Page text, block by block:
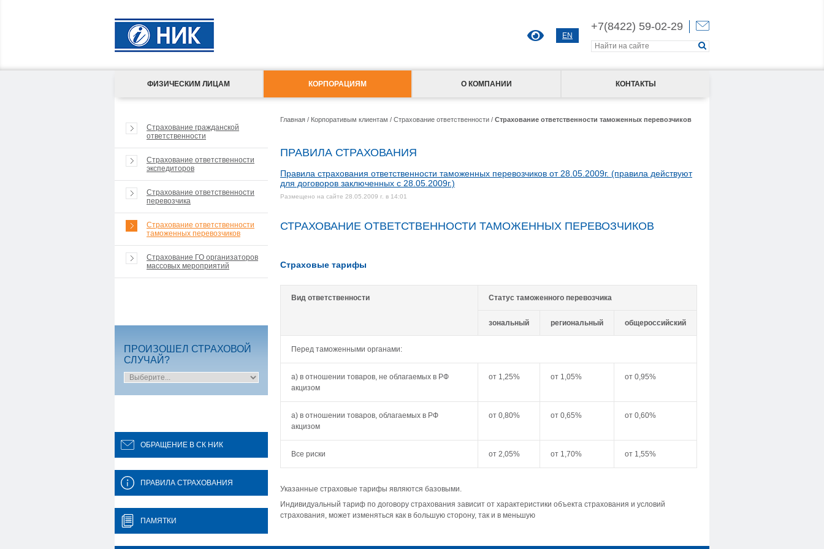
EN
+7(8422) 59-02-29
ФИЗИЧЕСКИМ ЛИЦАМ КОРПОРАЦИЯМ О КОМПАНИИ КОНТАКТЫ
Страхование гражданской
ответственности
Страхование ответственности
экспедиторов
Страхование ответственности
перевозчика
Страхование ответственности
таможенных перевозчиков
Страхование ГО организаторов
массовых мероприятий
ПРОИЗОШЕЛ СТРАХОВОЙ
СЛУЧАЙ?
ОБРАЩЕНИЕ В СК НИК
ПРАВИЛА СТРАХОВАНИЯ
ПАМЯТКИ
Главная / Корпоративым клиентам / Страхование ответственности / Страхование ответственности таможенных перевозчиков
ПРАВИЛА СТРАХОВАНИЯ
Правила страхования ответственности таможенных перевозчиков от 28.05.2009г. (правила действуют
для договоров заключенных с 28.05.2009г.)
Размещено на сайте 28.05.2009 г. в 14:01
СТРАХОВАНИЕ ОТВЕТСТВЕННОСТИ ТАМОЖЕННЫХ ПЕРЕВОЗЧИКОВ
Страховые тарифы
Вид ответственности Статус таможенного перевозчика
зональный региональный общероссийский
Перед таможенными органами:
а) в отношении товаров, не облагаемых в РФ
акцизом
от 1,25% от 1,05% от 0,95%
а) в отношении товаров, облагаемых в РФ
акцизом
от 0,80% от 0,65% от 0,60%
Все риски от 2,05% от 1,70% от 1,55%
Указанные страховые тарифы являются базовыми.
Индивидуальный тариф по договору страхования зависит от характеристики объекта страхования и условий
страхования, может изменяться как в большую сторону, так и в меньшую